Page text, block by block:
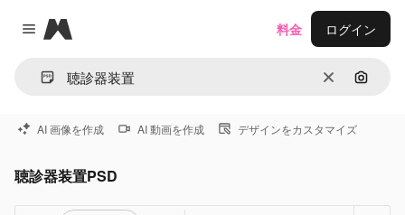
Close menu
Magnific
消去 画像で
料金 ログイン
AI 画像を作成 AI 動画を作成 デザインをカスタマイズ
聴診器装置PSD